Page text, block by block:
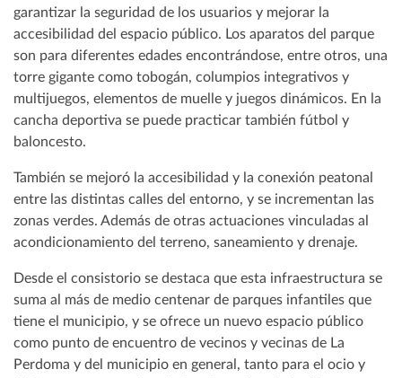
garantizar la seguridad de los usuarios y mejorar la
accesibilidad del espacio público. Los aparatos del parque
son para diferentes edades encontrándose, entre otros, una
torre gigante como tobogán, columpios integrativos y
multijuegos, elementos de muelle y juegos dinámicos. En la
cancha deportiva se puede practicar también fútbol y
baloncesto.
También se mejoró la accesibilidad y la conexión peatonal
entre las distintas calles del entorno, y se incrementan las
zonas verdes. Además de otras actuaciones vinculadas al
acondicionamiento del terreno, saneamiento y drenaje.
Desde el consistorio se destaca que esta infraestructura se
suma al más de medio centenar de parques infantiles que
tiene el municipio, y se ofrece un nuevo espacio público
como punto de encuentro de vecinos y vecinas de La
Perdoma y del municipio en general, tanto para el ocio y